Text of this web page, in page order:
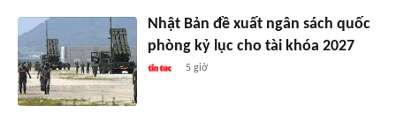
Nhật Bản đề xuất ngân sách quốc
phòng kỷ lục cho tài khóa 2027
5 giờ